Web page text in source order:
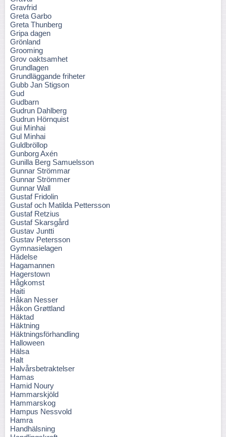
Gravfrid
Greta Garbo
Greta Thunberg
Gripa dagen
Grönland
Grooming
Grov oaktsamhet
Grundlagen
Grundläggande friheter
Gubb Jan Stigson
Gud
Gudbarn
Gudrun Dahlberg
Gudrun Hörnquist
Gui Minhai
Gul Minhai
Guldbröllop
Gunborg Axén
Gunilla Berg Samuelsson
Gunnar Strömmar
Gunnar Strömmer
Gunnar Wall
Gustaf Fridolin
Gustaf och Matilda Pettersson
Gustaf Retzius
Gustaf Skarsgård
Gustav Juntti
Gustav Petersson
Gymnasielagen
Hädelse
Hagamannen
Hagerstown
Hågkomst
Haiti
Håkan Nesser
Håkon Grøttland
Häktad
Häktning
Häktningsförhandling
Halloween
Hälsa
Halt
Halvårsbetraktelser
Hamas
Hamid Noury
Hammarskjöld
Hammarskog
Hampus Nessvold
Hamra
Handhälsning